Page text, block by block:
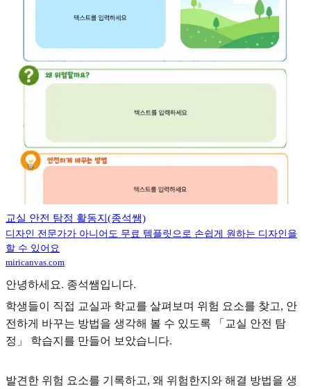
교실 안전 탐정 활동지(종석쌤)
디자인 전문가가 아니어도 무료 템플릿으로 손쉽게 원하는 디자인을
할 수 있어요
miricanvas.com
안녕하세요. 종석쌤입니다.
학생들이 직접 교실과 학교를 살펴보며 위험 요소를 찾고, 안
전하게 바꾸는 방법을 생각해 볼 수 있도록 「교실 안전 탐
정」 학습지를 만들어 보았습니다.
발견한 위험 요소를 기록하고, 왜 위험한지와 해결 방법을 생